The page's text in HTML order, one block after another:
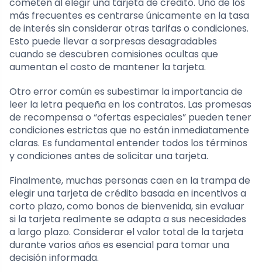
más frecuentes es centrarse únicamente en la tasa
de interés sin considerar otras tarifas o condiciones.
Esto puede llevar a sorpresas desagradables
cuando se descubren comisiones ocultas que
aumentan el costo de mantener la tarjeta.
Otro error común es subestimar la importancia de
leer la letra pequeña en los contratos. Las promesas
de recompensa o “ofertas especiales” pueden tener
condiciones estrictas que no están inmediatamente
claras. Es fundamental entender todos los términos
y condiciones antes de solicitar una tarjeta.
Finalmente, muchas personas caen en la trampa de
elegir una tarjeta de crédito basada en incentivos a
corto plazo, como bonos de bienvenida, sin evaluar
si la tarjeta realmente se adapta a sus necesidades
a largo plazo. Considerar el valor total de la tarjeta
durante varios años es esencial para tomar una
decisión informada.